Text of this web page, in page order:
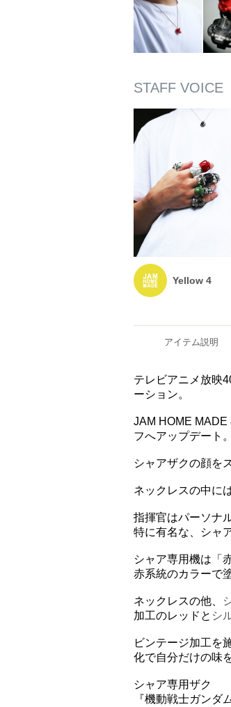
Yellow 4
アイテム説明
テレビアニメ放映
ーション。
JAM HOME
フへアップデート。
シャアザクの顔を
ネックレスの中に
指揮官はパーソナ
特に有名な、シャ
シャア専用機は「
赤系統のカラーで
ネックレスの他、
加工のレッドと シ
ビンテージ加工を
化で自分だけの味
シャア専用ザク
『機動戦士ガンダ